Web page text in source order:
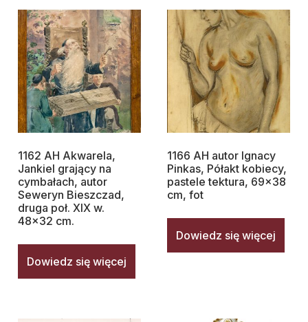
1162 AH Akwarela,
Jankiel grający na
cymbałach, autor
Seweryn Bieszczad,
druga poł. XIX w.
48×32 cm.
Dowiedz się więcej
1166 AH autor Ignacy
Pinkas, Półakt kobiecy,
pastele tektura, 69×38
cm, fot
Dowiedz się więcej